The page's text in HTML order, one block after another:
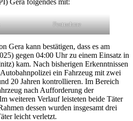
Festnahme
Gera kann bestätigen, dass es am
gegen 04:00 Uhr zu einem Einsatz in
kam. Nach bisherigen Erkenntnissen
ein Fahrzeug mit zwei
20 Jahren kontrollieren. Im Bereich
nach Aufforderung der
weiteren Verlauf leisteten beide Täter
dessen wurden insgesamt drei
leicht verletzt.